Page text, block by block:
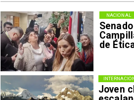
de
NACIONAL
Joven